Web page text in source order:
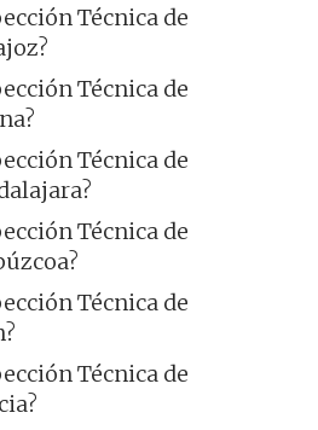
Técnica de
Técnica de
Técnica de
Técnica de
Técnica de
Técnica de